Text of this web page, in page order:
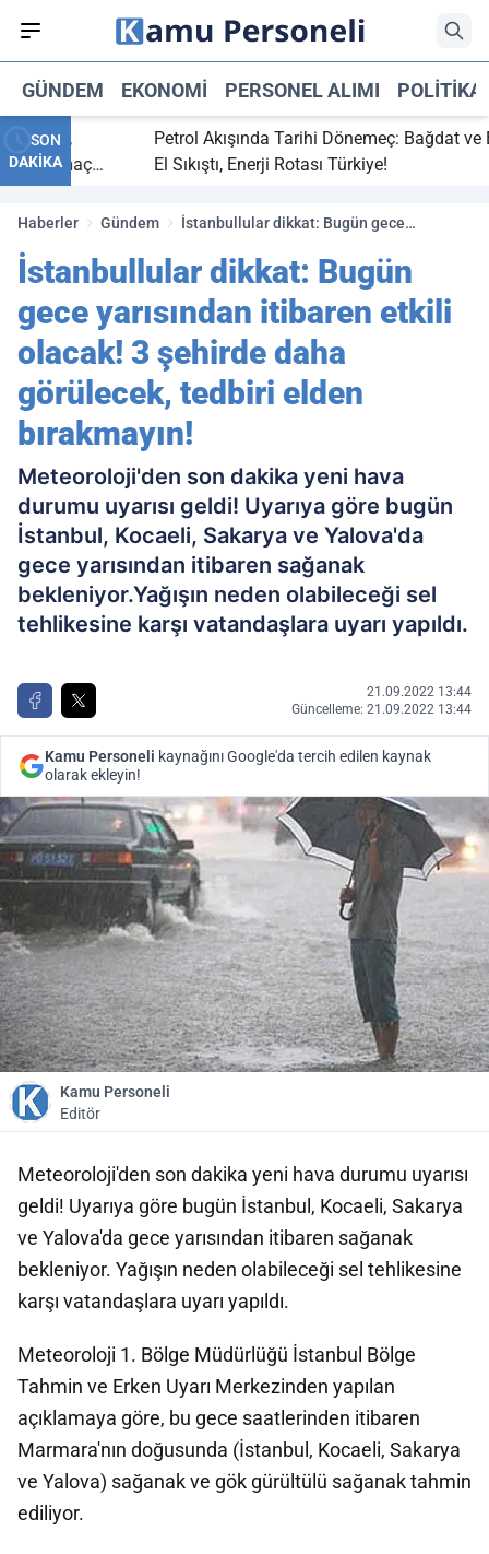
GÜNDEM EKONOMI PERSONEL ALIMI POLITIKA
SON
DAKİKA
bitti,
maç
Petrol Akışında Tarihi Dönemeç: Bağdat ve Erbil
El Sıkıştı, Enerji Rotası Türkiye!
Haberler Gündem
İstanbullular dikkat: Bugün gece
daha görülecek, tedbiri elden bırakmayın!
İstanbullular dikkat: Bugün
gece yarısından itibaren etkili
olacak! 3 şehirde daha
görülecek, tedbiri elden
bırakmayın!
Meteoroloji'den son dakika yeni hava
durumu uyarısı geldi! Uyarıya göre bugün
İstanbul, Kocaeli, Sakarya ve Yalova'da
gece yarısından itibaren sağanak
bekleniyor.Yağışın neden olabileceği sel
tehlikesine karşı vatandaşlara uyarı yapıldı.
21.09.2022 13:44
Güncelleme: 21.09.2022 13:44
Kamu Personeli kaynağını Google'da tercih edilen kaynak
olarak ekleyin!
Kamu Personeli
Editör
Meteoroloji'den son dakika yeni hava durumu uyarısı
geldi! Uyarıya göre bugün İstanbul, Kocaeli, Sakarya
ve Yalova'da gece yarısından itibaren sağanak
bekleniyor. Yağışın neden olabileceği sel tehlikesine
karşı vatandaşlara uyarı yapıldı.
Meteoroloji 1. Bölge Müdürlüğü İstanbul Bölge
Tahmin ve Erken Uyarı Merkezinden yapılan
açıklamaya göre, bu gece saatlerinden itibaren
Marmara'nın doğusunda (İstanbul, Kocaeli, Sakarya
ve Yalova) sağanak ve gök gürültülü sağanak tahmin
ediliyor.